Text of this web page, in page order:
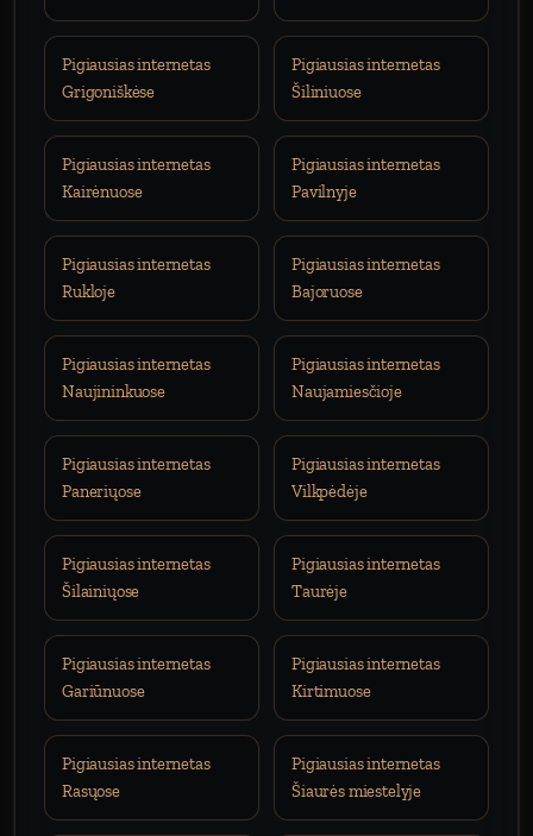
Pigiausias internetas
Grigoniškėse
Pigiausias internetas
Šiliniuose
Pigiausias internetas
Kairėnuose
Pigiausias internetas
Pavilnyje
Pigiausias internetas
Rukloje
Pigiausias internetas
Bajoruose
Pigiausias internetas
Naujininkuose
Pigiausias internetas
Naujamiesčioje
Pigiausias internetas
Paneriųose
Pigiausias internetas
Vilkpėdėje
Pigiausias internetas
Šilainiųose
Pigiausias internetas
Taurėje
Pigiausias internetas
Gariūnuose
Pigiausias internetas
Kirtimuose
Pigiausias internetas
Rasųose
Pigiausias internetas
Šiaurės miestelyje